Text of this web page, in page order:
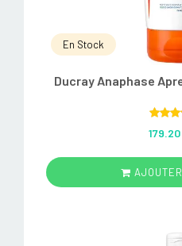
En Stock
Ducray Anaphase
out
179.20